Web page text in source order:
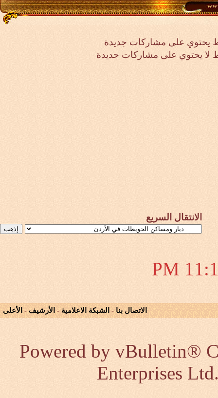
يحتوي على مشاركات جديدة
يحتوي على مشاركات جديدة
الانتقال السريع
11:17
الاتصال بنا - الشبكة الاعلامية - الأرشيف - الأعلى
Powered by vBulletin®
Enterprises